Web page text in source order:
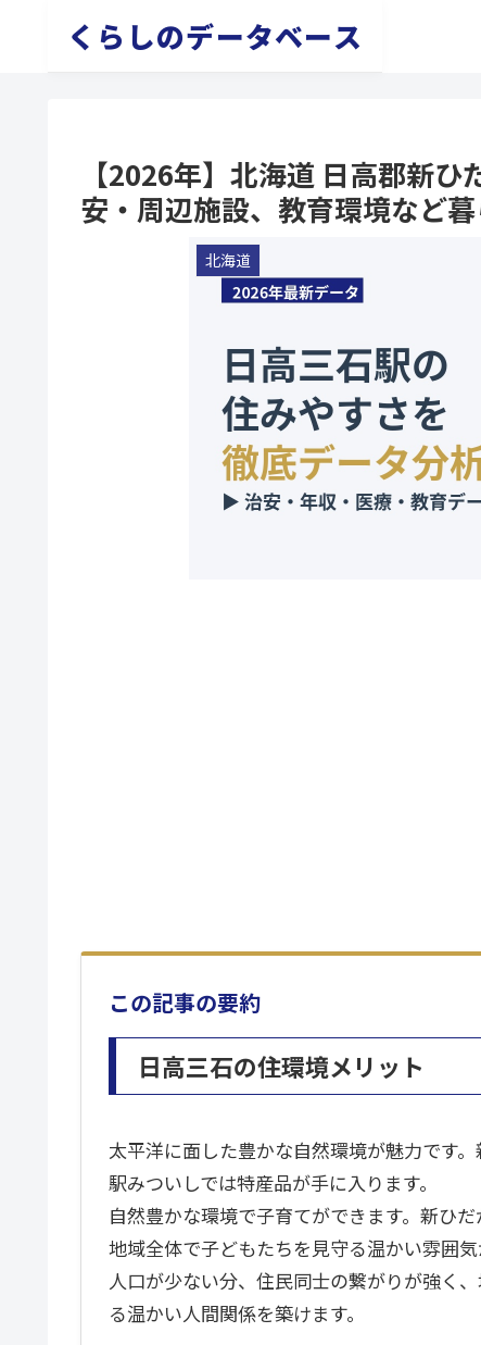
くらしのデータベース
【2026年】北海道 日高郡新
安・周辺施設、教育環境など
北海道
この記事の要約
日高三石の住環境メリット
太平洋に面した豊かな自然環境が魅力です
駅みついしでは特産品が手に入ります。
自然豊かな環境で子育てができます。新ひ
地域全体で子どもたちを見守る温かい雰囲気
人口が少ない分、住民同士の繋がりが強く
る温かい人間関係を築けます。